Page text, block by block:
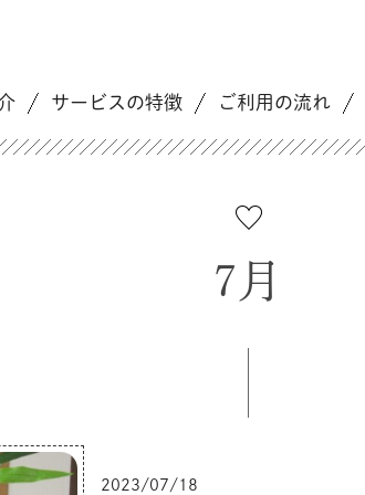
サービスの特徴 ご利用の流れ
7月
2023/07/18